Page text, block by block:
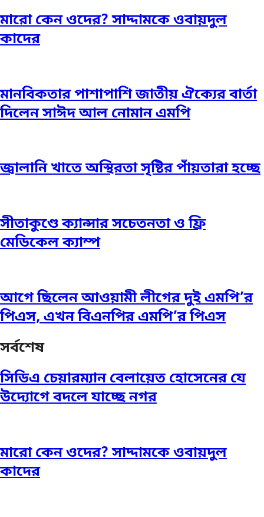
মারো কেন ওদের? সাদ্দামকে ওবায়দুল
কাদের
মানবিকতার পাশাপাশি জাতীয় ঐক্যের বার্তা
দিলেন সাঈদ আল নোমান এমপি
জ্বালানি খাতে অস্থিরতা সৃষ্টির পাঁয়তারা হচ্ছে
সীতাকুণ্ডে ক্যান্সার সচেতনতা ও ফ্রি
মেডিকেল ক্যাম্প
আগে ছিলেন আওয়ামী লীগের দুই এমপি’র
পিএস, এখন বিএনপির এমপি’র পিএস
সর্বশেষ
সিডিএ চেয়ারম্যান বেলায়েত হোসেনের যে
উদ্যোগে বদলে যাচ্ছে নগর
মারো কেন ওদের? সাদ্দামকে ওবায়দুল
কাদের